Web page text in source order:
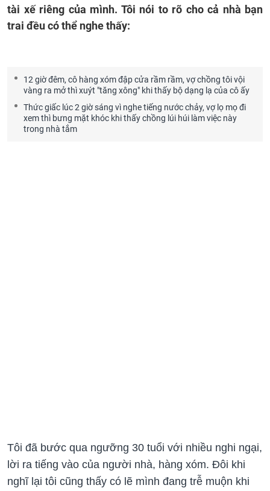
tài xế riêng của mình. Tôi nói to rõ cho cả nhà bạn
trai đều có thể nghe thấy:
12 giờ đêm, cô hàng xóm đập cửa rầm rầm, vợ chồng tôi vội
vàng ra mở thì xuýt "tăng xông" khi thấy bộ dạng lạ của cô ấy
Thức giấc lúc 2 giờ sáng vì nghe tiếng nước chảy, vợ lọ mọ đi
xem thì bưng mặt khóc khi thấy chồng lúi húi làm việc này
trong nhà tắm
Tôi đã bước qua ngưỡng 30 tuổi với nhiều nghi ngại,
lời ra tiếng vào của người nhà, hàng xóm. Đôi khi
nghĩ lại tôi cũng thấy có lẽ mình đang trễ muộn khi